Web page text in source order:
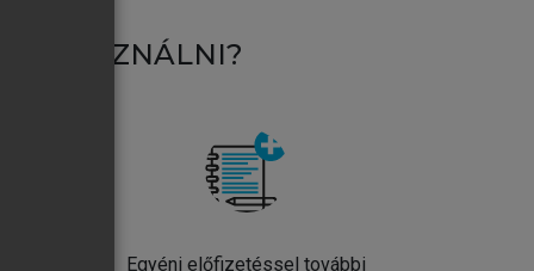
HASZNÁLNI?
Egyéni előfizetéssel további